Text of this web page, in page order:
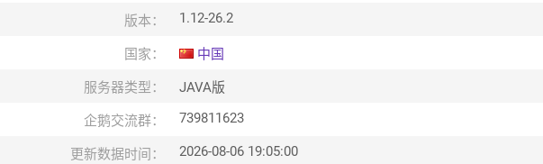
版本： 1.12-26.2
国家： 中国
服务器类型： JAVA版
企鹅交流群： 739811623
更新数据时间： 2026-08-06 19:05:00